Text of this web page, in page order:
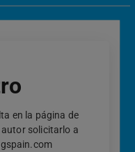
en la página de
autor solicitarlo a